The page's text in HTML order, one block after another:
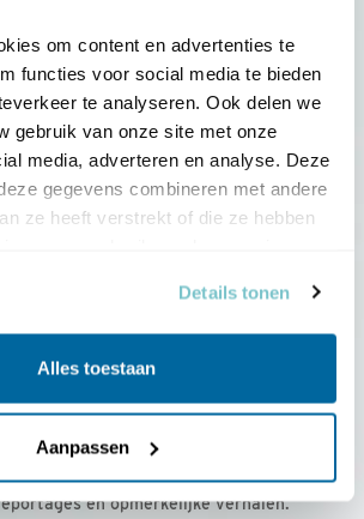
om content en advertenties te
functies voor social media te bieden
te analyseren. Ook delen we
gebruik van onze site met onze
media, adverteren en analyse. Deze
gegevens combineren met andere
ze heeft verstrekt of die ze hebben
Details tonen
Alles toestaan
Aanpassen
Vogels voor € 36,00 per jaar
voor onze leden, met
en opmerkelijke verhalen.